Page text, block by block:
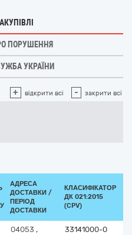
ПОРУШЕННЯ
УКРАЇНИ
+ відкрити всі - закрити всі
АДРЕСА
ДОСТАВКИ /
ПЕРІОД
ДОСТАВКИ
КЛАСИФІКАТОР
ДК 021:2015
(CPV)
04053 ,
33141000-0